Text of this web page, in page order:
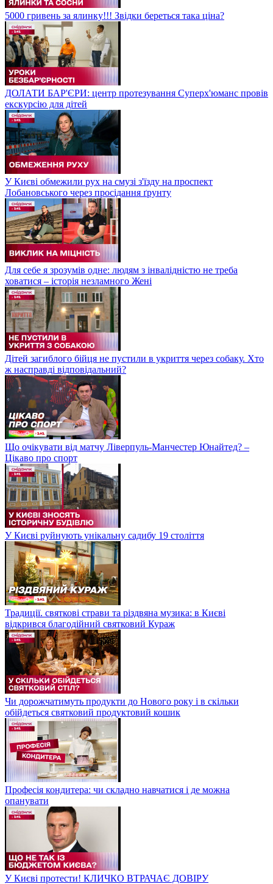
5000 гривень за ялинку!!! Звідки береться така ціна?
ДОЛАТИ БАР'ЄРИ: центр протезування Суперх'юманс провів
екскурсію для дітей
У Києві обмежили рух на смузі з'їзду на проспект
Лобановського через просідання ґрунту
Для себе я зрозумів одне: людям з інвалідністю не треба
ховатися – історія незламного Жені
Дітей загиблого бійця не пустили в укриття через собаку. Хто
ж насправді відповідальний?
Що очікувати від матчу Ліверпуль-Манчестер Юнайтед? –
Цікаво про спорт
У Києві руйнують унікальну садибу 19 століття
Традиції. святкові страви та різдвяна музика: в Києві
відкрився благодійний святковий Кураж
Чи дорожчатимуть продукти до Нового року і в скільки
обійдеться святковий продуктовий кошик
Професія кондитера: чи складно навчатися і де можна
опанувати
У Києві протести! КЛИЧКО ВТРАЧАЄ ДОВІРУ